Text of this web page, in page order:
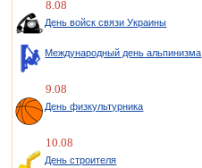
8.08
День войск связи Украины
Международный день альпинизма
9.08
День физкультурника
10.08
День строителя